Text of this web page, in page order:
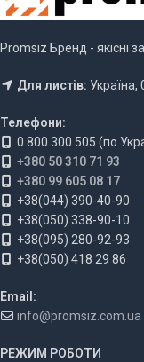
Promsiz Бренд - якісні
Для листів:
Телефони:
0 800 300 505 (по
+380 50 310 71 93
+380 99 605 08 17
+38(044) 390-40-90
+38(050) 338-90-10
+38(095) 280-92-93
+38(050) 418 29 86
Email:
info@promsiz.com.ua
РЕЖИМ РОБОТИ